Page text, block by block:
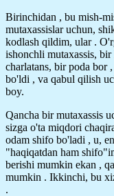
Birinchidan , bu mish-
mutaxassislar uchun,
kodlash qildim, ular .
ishonchli mutaxassis,
charlatans, bir poda bor
bo'ldi , va qabul qilish
boy.
Qancha bir mutaxassis
sizga o'ta miqdori
odam shifo bo'ladi , u,
"haqiqatdan ham
berishi mumkin ekan ,
mumkin . Ikkinchi, bu
.